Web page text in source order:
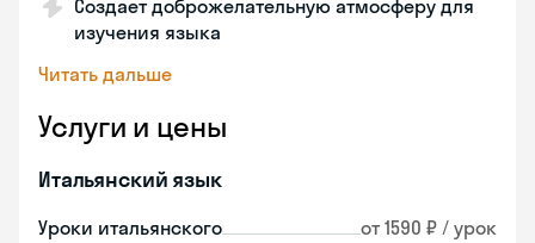
Создает доброжелательную атмосферу для
изучения языка
Читать дальше
Услуги и цены
Итальянский язык
Уроки итальянского от 1590 ₽ / урок